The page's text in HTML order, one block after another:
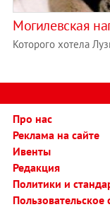
Могилевская
Которого хотела
Про нас
Реклама на сайте
Ивенты
Редакция
Политики и
Пользовательское